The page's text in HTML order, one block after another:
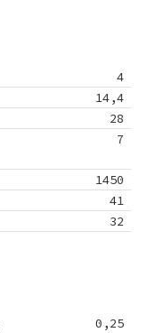
4
14,4
28
7
1450
41
32
0,25